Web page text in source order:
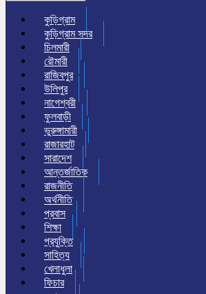
কুড়িগ্রাম
কুড়িগ্রাম সদর
চিলমারী
রৌমারী
রাজিবপুর
উলিপুর
নাগেশ্বরী
ফুলবাড়ী
ভুরুঙ্গামারী
রাজারহাট
সারাদেশ
আন্তর্জাতিক
রাজনীতি
অর্থনীতি
প্রবাস
শিক্ষা
প্রযুক্তি
সাহিত্য
খেলাধুলা
ফিচার